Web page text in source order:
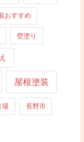
おすすめ
壁塗り
屋根塗装
場 長野市